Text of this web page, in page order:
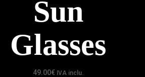
Sun
Glasses
49.00€ IVA inclu.